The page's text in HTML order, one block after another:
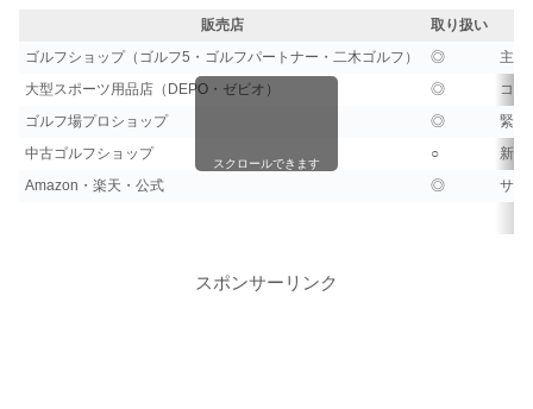
販売店
取り扱い
ゴルフショップ（ゴルフ5・ゴルフパートナー・二木ゴルフ）
◎
主要
大型スポーツ用品店（DEPO・ゼビオ）
◎
コス
ゴルフ場プロショップ
◎
緊急
中古ゴルフショップ
○
新品
Amazon・楽天・公式
◎ サイ
スクロールできます
スポンサーリンク